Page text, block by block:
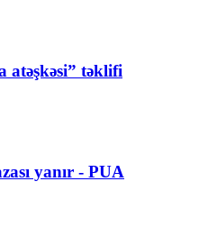
atəşkəsi” təklifi
yanır - PUA